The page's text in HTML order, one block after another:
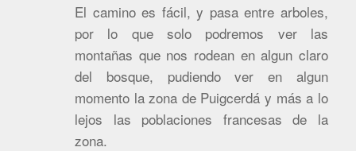
El camino es fácil, y pasa entre arboles,
por lo que solo podremos ver las
montañas que nos rodean en algun claro
del bosque, pudiendo ver en algun
momento la zona de Puigcerdá y más a lo
lejos las poblaciones francesas de la
zona.